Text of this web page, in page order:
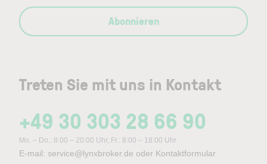
Treten Sie mit uns in Kontakt
+49 30 303 28 66 90
Mo. – Do.: 8:00 – 20:00 Uhr, Fr.: 8:00 – 18:00 Uhr
E-mail: service@lynxbroker.de oder Kontaktformular
Abonnieren